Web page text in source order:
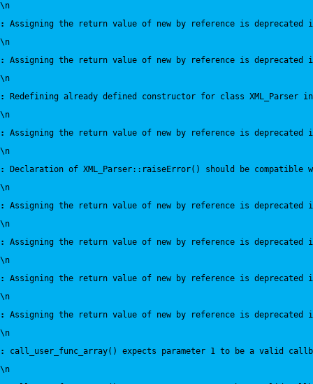
\n
:
Assigning the return value of new by reference is deprecated
\n
:
Assigning the return value of new by reference is deprecated
\n
:
Redefining already defined constructor for class XML_Parser
\n
:
Assigning the return value of new by reference is deprecated
\n
:
Declaration of XML_Parser::raiseError() should be compatible
\n
:
Assigning the return value of new by reference is deprecated
\n
:
Assigning the return value of new by reference is deprecated
\n
:
Assigning the return value of new by reference is deprecated
\n
:
Assigning the return value of new by reference is deprecated
\n
:
call_user_func_array() expects parameter 1 to be a valid
\n